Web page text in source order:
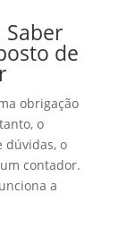
Saber
de
obrigação
o
dúvidas, o
contador.
a